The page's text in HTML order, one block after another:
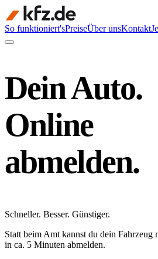
So funktioniert'sPreiseÜber unsKontakt
Dein Auto.
Online
abmelden.
Schneller. Besser. Günstiger.
Statt beim Amt kannst du dein Fahrzeug
in ca. 5 Minuten abmelden.